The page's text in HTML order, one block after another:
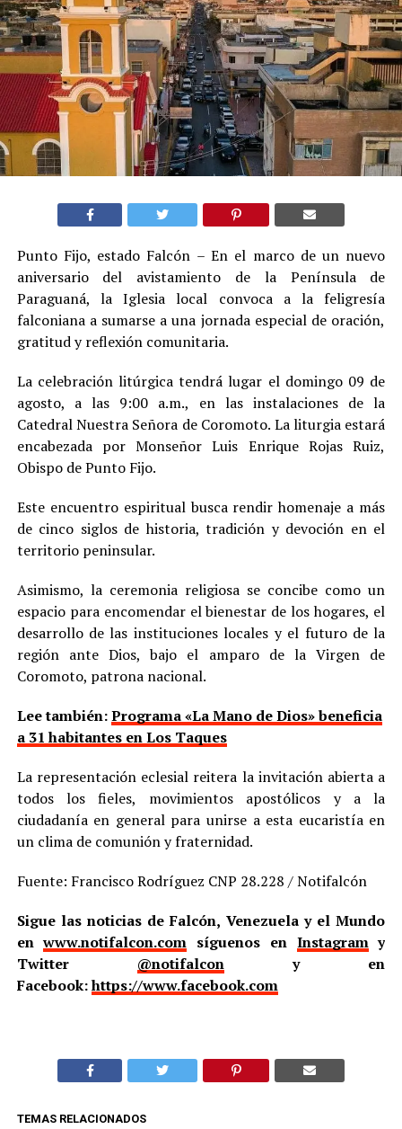
Punto Fijo, estado Falcón – En el marco de un nuevo
aniversario del avistamiento de la Península de
Paraguaná, la Iglesia local convoca a la feligresía
falconiana a sumarse a una jornada especial de oración,
gratitud y reflexión comunitaria.
La celebración litúrgica tendrá lugar el domingo 09 de
agosto, a las 9:00 a.m., en las instalaciones de la
Catedral Nuestra Señora de Coromoto. La liturgia estará
encabezada por Monseñor Luis Enrique Rojas Ruiz,
Obispo de Punto Fijo.
Este encuentro espiritual busca rendir homenaje a más
de cinco siglos de historia, tradición y devoción en el
territorio peninsular.
Asimismo, la ceremonia religiosa se concibe como un
espacio para encomendar el bienestar de los hogares, el
desarrollo de las instituciones locales y el futuro de la
región ante Dios, bajo el amparo de la Virgen de
Coromoto, patrona nacional.
Lee también:Programa «La Mano de Dios» beneficia
a 31 habitantes en Los Taques
La representación eclesial reitera la invitación abierta a
todos los fieles, movimientos apostólicos y a la
ciudadanía en general para unirse a esta eucaristía en
un clima de comunión y fraternidad.
Fuente: Francisco Rodríguez CNP 28.228 / Notifalcón
Sigue las noticias de Falcón, Venezuela y el Mundo
enwww.notifalcon.com síguenos en Instagramy
Twitter @notifalcony en
Facebook:https://www.facebook.com
TEMAS RELACIONADOS